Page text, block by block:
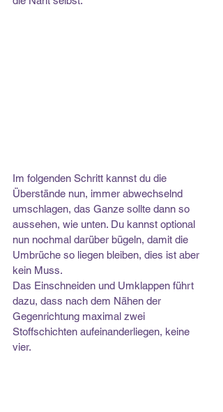
Im folgenden Schritt kannst du die
Überstände nun, immer abwechselnd
umschlagen, das Ganze sollte dann so
aussehen, wie unten. Du kannst optional
nun nochmal darüber bügeln, damit die
Umbrüche so liegen bleiben, dies ist aber
kein Muss.
Das Einschneiden und Umklappen führt
dazu, dass nach dem Nähen der
Gegenrichtung maximal zwei
Stoffschichten aufeinanderliegen, keine
vier.